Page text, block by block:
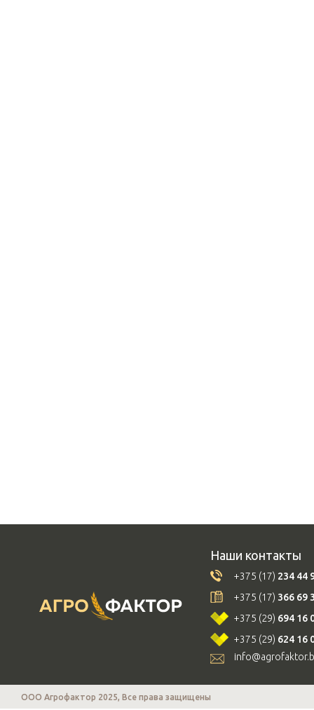
Наши контакты
+375 (17) 234 44
+375 (17) 366 69
+375 (29) 694 16
+375 (29) 624 16
ООО Агрофактор 2025, Все права защищены